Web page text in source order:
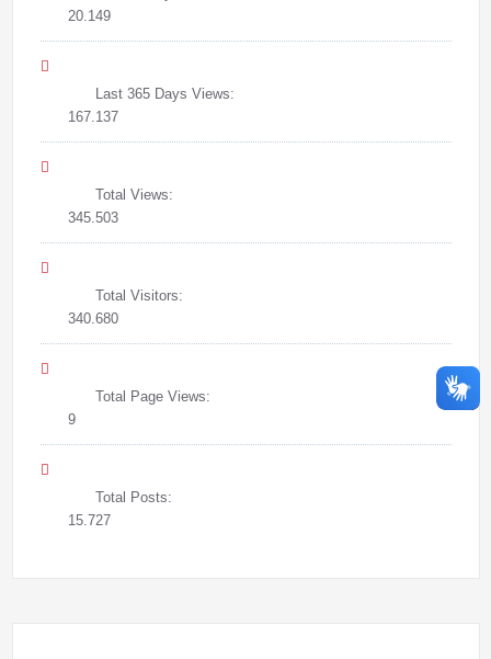
20.149
Last 365 Days Views:
167.137
Total Views:
345.503
Total Visitors:
340.680
Total Page Views:
9
Total Posts:
15.727